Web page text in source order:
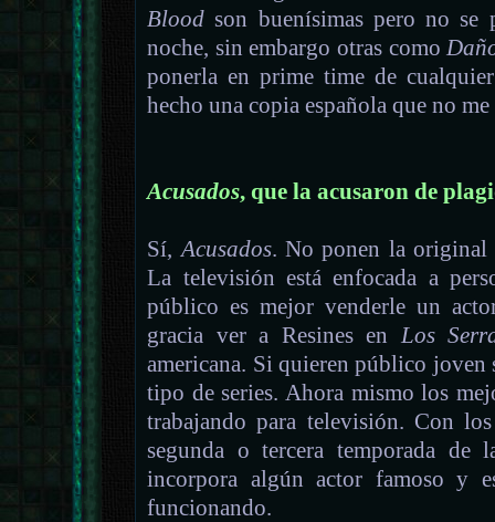
Blood son buenísimas pero no se
noche, sin embargo otras como
ponerla en prime time de
hecho una copia española que no
Acusados, que la acusaron de
Sí, Acusados. No ponen la original
La televisión está enfocada a
público es mejor venderle un
gracia ver a Resines en Los
americana. Si quieren público joven
tipo de series. Ahora mismo los
trabajando para televisión. Con
segunda o tercera temporada de
incorpora algún actor famoso y
funcionando.